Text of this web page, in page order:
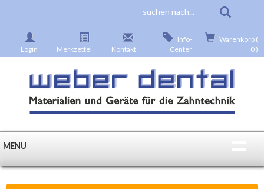
Login Merkzettel Kontakt
Info-
Center
Warenkorb (
0 )
MENU